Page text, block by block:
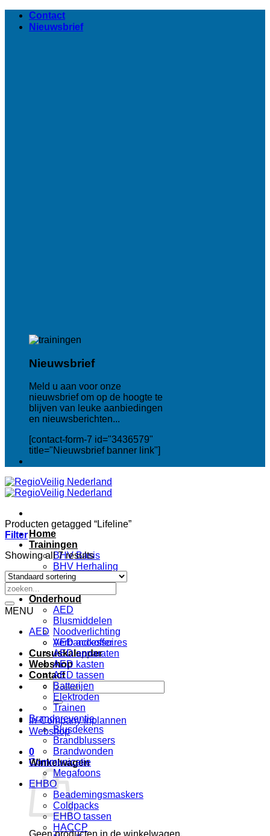
naar
Contact
Nieuwsbrief
Nieuwsbrief
Meld u aan voor onze
nieuwsbrief om op de hoogte te
blijven van leuke aanbiedingen
en nieuwsberichten...
[contact-form-7 id="3436579"
title="Nieuwsbrief banner link"]
Home
Trainingen
BHV Basis
BHV Herhaling
EHBO
Onderhoud
AED
Blusmiddelen
Noodverlichting
Verbandkoffer
Cursuskalender
Webshop
Contact
Zoeken
naar:
In-Company inplannen
Webshop
0
Winkelwagen
Producten getagged “Lifeline”
Filter
Showing all 7 results
Zoeken
naar:
MENU
AED
AED accessoires
AED apparaten
AED kasten
AED tassen
Batterijen
Elektroden
Trainen
Brandpreventie
Blusdekens
Brandblussers
Brandwonden
Communicatie
Megafoons
EHBO
Beademingsmaskers
Coldpacks
EHBO tassen
HACCP